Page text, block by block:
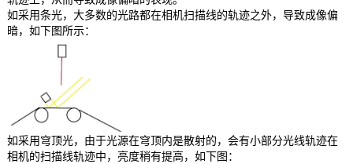
如采用条光，大多数的光路都在相机扫描线的轨迹之外，导致成像偏
暗，如下图所示：
如采用穹顶光，由于光源在穹顶内是散射的，会有小部分光线轨迹在
相机的扫描线轨迹中，亮度稍有提高，如下图：